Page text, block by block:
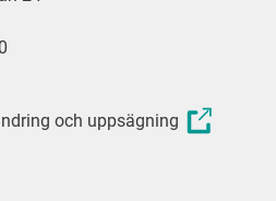
och uppsägning